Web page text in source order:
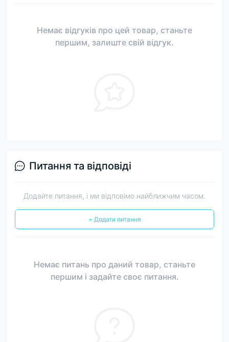
Немає відгуків про цей товар, станьте
першим, залиште свій відгук.
Питання та відповіді
Додайте питання, і ми відповімо найближчим часом.
+ Додати питання
Немає питань про даний товар, станьте
першим і задайте своє питання.